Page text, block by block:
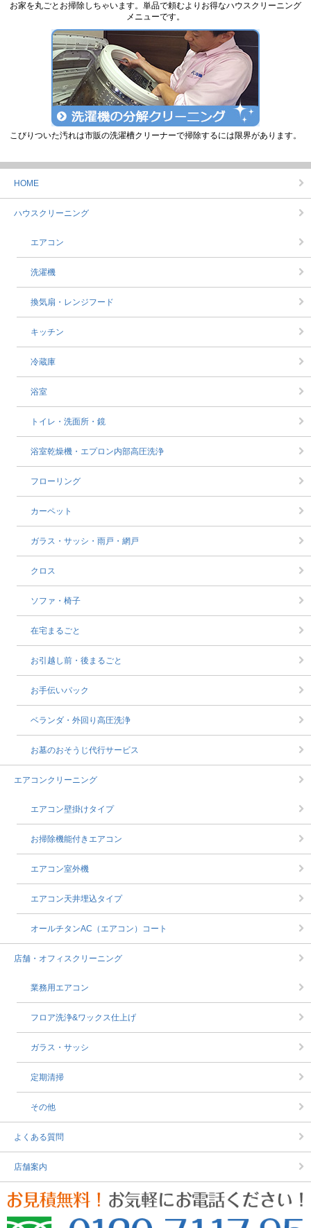
お家を丸ごとお掃除しちゃいます。単品で頼むよりお得なハウスクリーニング
メニューです。
こびりついた汚れは市販の洗濯槽クリーナーで掃除するには限界があります。
HOME
ハウスクリーニング
エアコン
洗濯機
換気扇・レンジフード
キッチン
冷蔵庫
浴室
トイレ・洗面所・鏡
浴室乾燥機・エプロン内部高圧洗浄
フローリング
カーペット
ガラス・サッシ・雨戸・網戸
クロス
ソファ・椅子
在宅まるごと
お引越し前・後まるごと
お手伝いパック
ベランダ・外回り高圧洗浄
お墓のおそうじ代行サービス
エアコンクリーニング
エアコン壁掛けタイプ
お掃除機能付きエアコン
エアコン室外機
エアコン天井埋込タイプ
オールチタンAC（エアコン）コート
店舗・オフィスクリーニング
業務用エアコン
フロア洗浄&ワックス仕上げ
ガラス・サッシ
定期清掃
その他
よくある質問
店舗案内